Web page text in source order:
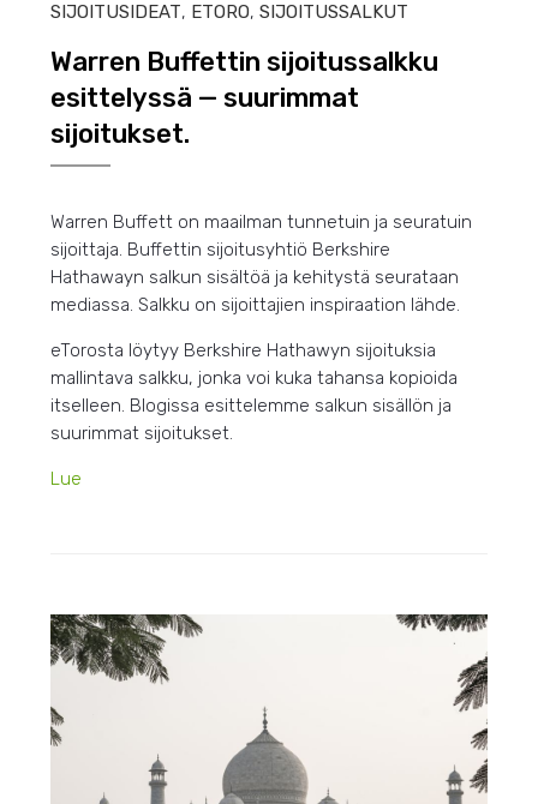
SIJOITUSIDEAT, ETORO,SIJOITUSSALKUT
Warren Buffettin sijoitussalkku
esittelyssä — suurimmat
sijoitukset.
Warren Buffett on maailman tunnetuin ja seuratuin
sijoittaja. Buffettin sijoitusyhtiö Berkshire
Hathawayn salkun sisältöä ja kehitystä seurataan
mediassa. Salkku on sijoittajien inspiraation lähde.
eTorosta löytyy Berkshire Hathawyn sijoituksia
mallintava salkku, jonka voi kuka tahansa kopioida
itselleen. Blogissa esittelemme salkun sisällön ja
suurimmat sijoitukset.
Lue